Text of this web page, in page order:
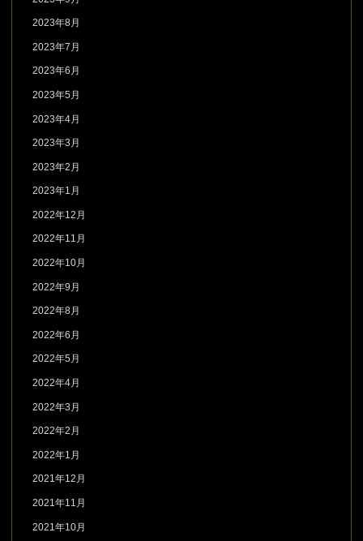
2023年8月
2023年7月
2023年6月
2023年5月
2023年4月
2023年3月
2023年2月
2023年1月
2022年12月
2022年11月
2022年10月
2022年9月
2022年8月
2022年6月
2022年5月
2022年4月
2022年3月
2022年2月
2022年1月
2021年12月
2021年11月
2021年10月